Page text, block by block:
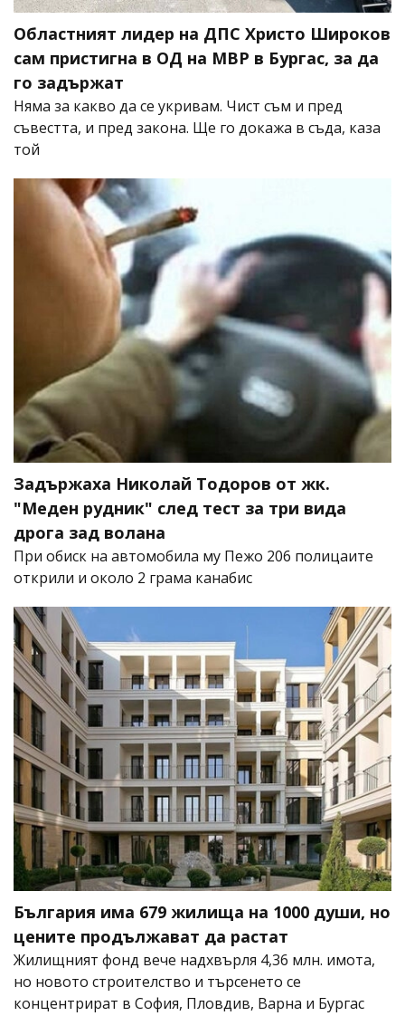
Областният лидер на ДПС Христо Широков
сам пристигна в ОД на МВР в Бургас, за да
го задържат
Няма за какво да се укривам. Чист съм и пред
съвестта, и пред закона. Ще го докажа в съда, каза
той
Задържаха Николай Тодоров от жк.
"Меден рудник" след тест за три вида
дрога зад волана
При обиск на автомобила му Пежо 206 полицаите
открили и около 2 грама канабис
България има 679 жилища на 1000 души, но
цените продължават да растат
Жилищният фонд вече надхвърля 4,36 млн. имота,
но новото строителство и търсенето се
концентрират в София, Пловдив, Варна и Бургас